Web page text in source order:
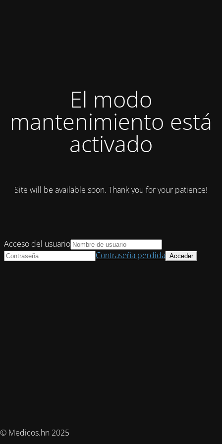
El modo
mantenimiento está
activado
Site will be available soon. Thank you for your patience!
© Medicos.hn 2025
Acceso del usuario
Contraseña perdida